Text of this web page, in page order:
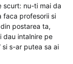
scurt: nu-ti mai da
faca profesorii si
postarea ta,
dau intalnire pe
si s-ar putea sa ai